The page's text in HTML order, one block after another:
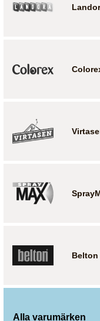
Belton
Alla varumärken